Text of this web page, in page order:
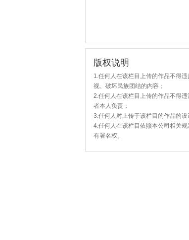
版权说明
1.任何人在该栏目上传的作品不得
视、破坏民族团结的内容；
2.任何人在该栏目上传的作品不得
者本人负责；
3.任何人对上传于该栏目的作品的
4.任何人在该栏目依照本公司相关
有署名权。